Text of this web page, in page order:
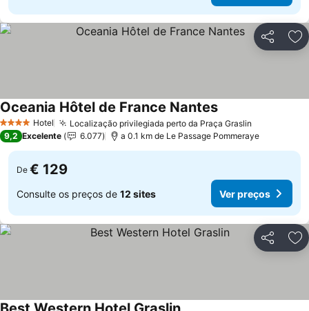
Partilhar
4 EstrelasHotel Localização privilegiada perto da Praça Graslin
Oceania Hôtel de France Nantes
9,2 Excelente 6.077 a 0.1 km de Le Passage Pommeraye
De € 129
Consulte os preços de 12 sites Ver preços
Partilhar